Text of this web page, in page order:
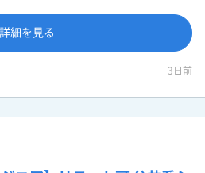
詳細を見る
3日前